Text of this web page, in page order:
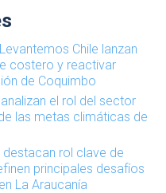
Chile lanzan
costero y reactivar
de Coquimbo
el rol del sector
las metas climáticas de
rol clave de
principales desafíos
La Araucanía